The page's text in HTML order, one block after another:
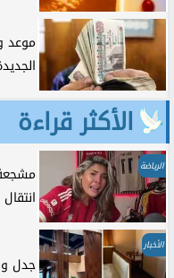
الأكثر قراءة
الرياضة
الأخبار
جدل